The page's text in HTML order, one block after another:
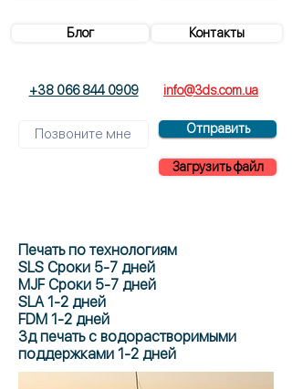
Контакты
+38 066 844 0909 info@3ds.com.ua
Отправить
Загрузить файл
Блог
Печать по технологиям
SLS Сроки 5-7 дней
MJF Сроки 5-7 дней
SLA 1-2 дней
FDM 1-2 дней
3д печать с водорастворимыми
поддержками 1-2 дней